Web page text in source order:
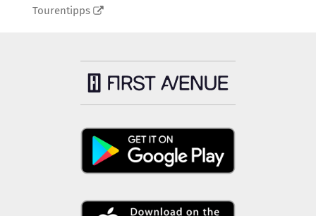
Tourentipps